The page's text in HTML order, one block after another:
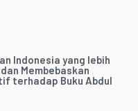
Indonesia yang lebih
Membebaskan
terhadap Buku Abdul